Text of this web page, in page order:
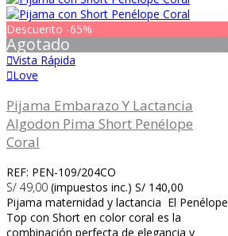
Descuento -65%
Agotado
Vista Rápida
Love
Pijama Embarazo Y Lactancia
Algodon Pima Short Penélope
Coral
REF: PEN-109/204CO
S/ 49,00 (impuestos inc.) S/ 140,00
Pijama maternidad y lactancia El Penélope
Top con Short en color coral es la
combinación perfecta de elegancia y